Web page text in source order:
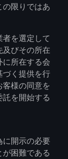
の限りではあ
を選定して
びその所在
に所在する会
づく提供を行
様の同意を
を開始する
に開示の必要
困難である